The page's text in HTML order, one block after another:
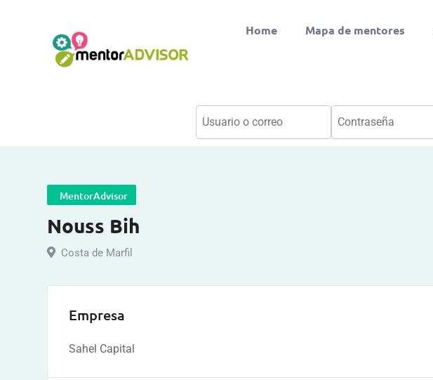
Home Mapa de mentores
MentorAdvisor
Nouss Bih
Costa de Marfil
Empresa
Sahel Capital